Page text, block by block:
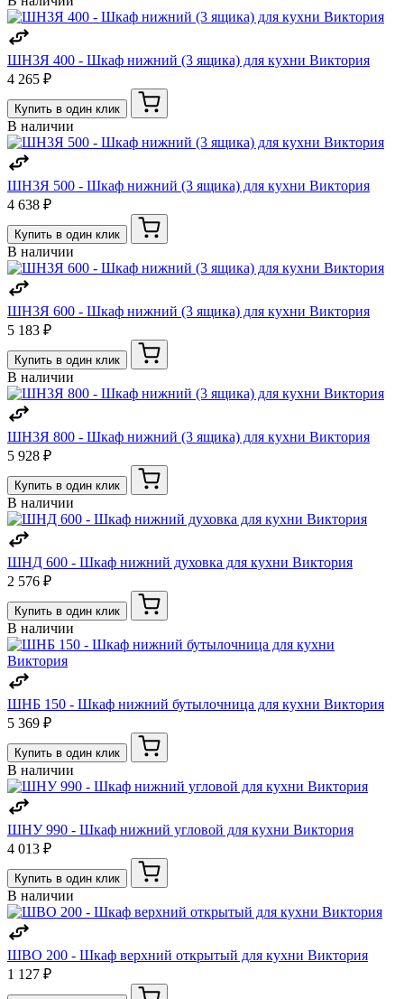
ШН3Я 400 - Шкаф нижний (3 ящика) для кухни Виктория
4 265 ₽
Купить в один клик
В наличии
ШН3Я 500 - Шкаф нижний (3 ящика) для кухни Виктория
4 638 ₽
Купить в один клик
В наличии
ШН3Я 600 - Шкаф нижний (3 ящика) для кухни Виктория
5 183 ₽
Купить в один клик
В наличии
ШН3Я 800 - Шкаф нижний (3 ящика) для кухни Виктория
5 928 ₽
Купить в один клик
В наличии
ШНД 600 - Шкаф нижний духовка для кухни Виктория
2 576 ₽
Купить в один клик
В наличии
ШНБ 150 - Шкаф нижний бутылочница для кухни Виктория
5 369 ₽
Купить в один клик
В наличии
ШНУ 990 - Шкаф нижний угловой для кухни Виктория
4 013 ₽
Купить в один клик
В наличии
ШВО 200 - Шкаф верхний открытый для кухни Виктория
1 127 ₽